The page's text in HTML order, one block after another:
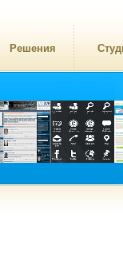
Решения